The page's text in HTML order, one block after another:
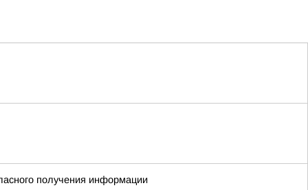
получения информации